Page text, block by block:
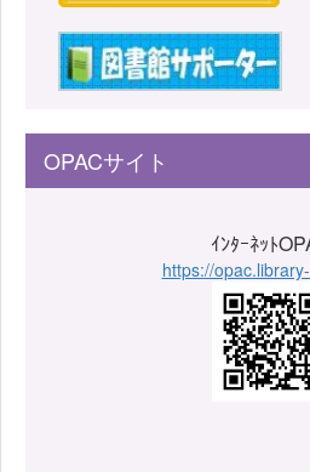
OPACサイト
ｲﾝﾀｰﾈｯﾄ
https://